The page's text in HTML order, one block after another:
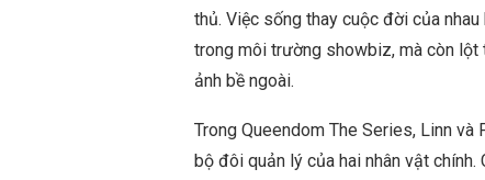
thủ. Việc sống thay cuộc đời của
trong môi trường showbiz, mà còn lột
ảnh bề ngoài.
Trong Queendom The Series, Linn
bộ đôi quản lý của hai nhân vật